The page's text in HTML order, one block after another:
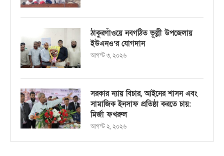
ঠাকুরগাঁওয়ে নবগঠিত ভূল্লী উপজেলায়
ইউএনও’র যোগদান
আগস্ট ৩, ২০২৬
সরকার ন্যায় বিচার, আইনের শাসন এবং
সামাজিক ইনসাফ প্রতিষ্ঠা করতে চায়:
মির্জা ফখরুল
আগস্ট ২, ২০২৬